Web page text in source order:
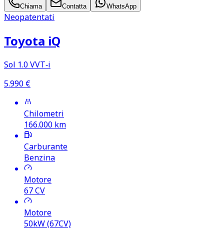
Chiama Contatta WhatsApp
Neopatentati
Toyota iQ
Sol 1.0 VVT‑i
5.990 €
Chilometri
166.000 km
Carburante
Benzina
Motore
67CV
Motore
50kW (67CV)